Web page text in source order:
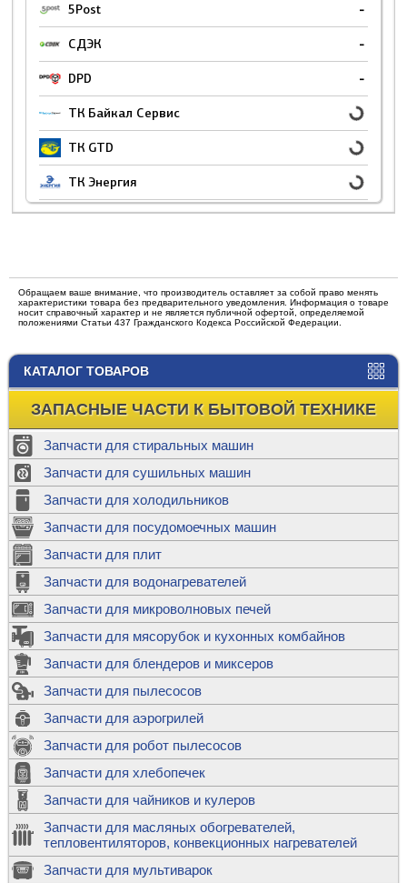
КАТАЛОГ ТОВАРОВ
ЗАПАСНЫЕ ЧАСТИ К БЫТОВОЙ ТЕХНИКЕ
Запчасти для стиральных машин
Запчасти для сушильных машин
Запчасти для холодильников
Запчасти для посудомоечных машин
Запчасти для плит
Запчасти для водонагревателей
Запчасти для микроволновых печей
Запчасти для мясорубок и кухонных комбайнов
Запчасти для блендеров и миксеров
Запчасти для пылесосов
Запчасти для аэрогрилей
Запчасти для робот пылесосов
Запчасти для хлебопечек
Запчасти для чайников и кулеров
Запчасти для масляных обогревателей,
тепловентиляторов, конвекционных нагревателей
Запчасти для мультиварок
5Post -
СДЭК -
DPD -
ТК Байкал Сервис
ТК GTD
ТК Энергия
Обращаем ваше внимание, что производитель оставляет за собой право менять
характеристики товара без предварительного уведомления. Информация о товаре
носит справочный характер и не является публичной офертой, определяемой
положениями Статьи 437 Гражданского Кодекса Российской Федерации.